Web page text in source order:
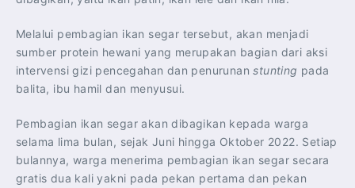
Melalui pembagian ikan segar tersebut, akan menjadi
sumber protein hewani yang merupakan bagian dari aksi
intervensi gizi pencegahan dan penurunanstunting pada
balita, ibu hamil dan menyusui.
Pembagian ikan segar akan dibagikan kepada warga
selama lima bulan, sejak Juni hingga Oktober 2022. Setiap
bulannya, warga menerima pembagian ikan segar secara
gratis dua kali yakni pada pekan pertama dan pekan